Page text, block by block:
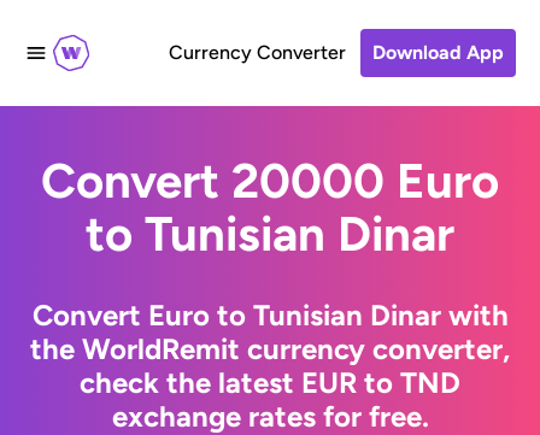
Currency Converter Download App
Convert 20000 Euro
to Tunisian Dinar
Convert Euro to Tunisian Dinar with
the WorldRemit currency converter,
check the latest EUR to TND
exchange rates for free.